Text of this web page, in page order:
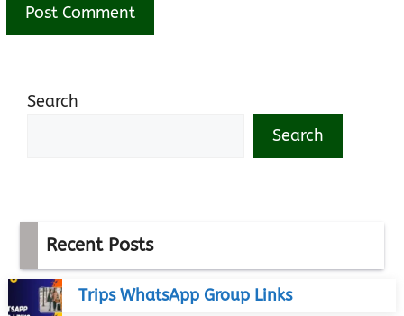
Search
Search
Recent Posts
Trips WhatsApp Group Links